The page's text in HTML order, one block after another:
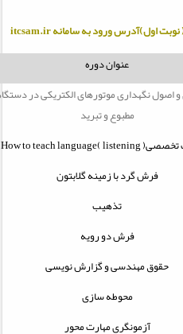
نوبت اول)آدرس ورود به سامانهitcsam.ir
عنوان دوره
و اصول نگهداری موتورهای الکتریکی در
مطبوع و تبرید
تخصصیHow to teach language( listening )
فرش گرد با زمینه گلابتون
تذهیب
فرش دو رویه
حقوق مهندسی و گزارش نویسی
محوطه سازی
آزمونگری مهارت محور